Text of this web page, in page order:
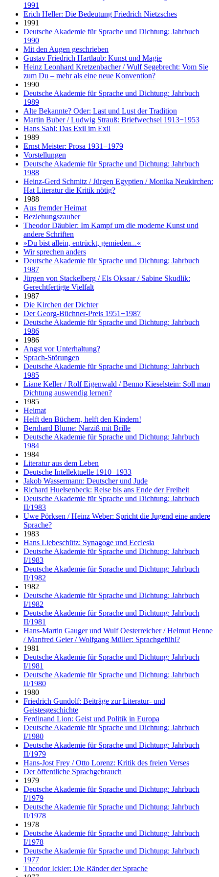
1991
Erich Heller: Die Bedeutung Friedrich Nietzsches
1991
Deutsche Akademie für Sprache und Dichtung: Jahrbuch
1990
Mit den Augen geschrieben
Gustav Friedrich Hartlaub: Kunst und Magie
Heinz Leonhard Kretzenbacher / Wulf Segebrecht: Vom Sie
zum Du – mehr als eine neue Konvention?
1990
Deutsche Akademie für Sprache und Dichtung: Jahrbuch
1989
Alte Bekannte? Oder: Last und Lust der Tradition
Martin Buber / Ludwig Strauß: Briefwechsel 1913−1953
Hans Sahl: Das Exil im Exil
1989
Ernst Meister: Prosa 1931−1979
Vorstellungen
Deutsche Akademie für Sprache und Dichtung: Jahrbuch
1988
Heinz-Gerd Schmitz / Jürgen Egyptien / Monika Neukirchen:
Hat Literatur die Kritik nötig?
1988
Aus fremder Heimat
Beziehungszauber
Theodor Däubler: Im Kampf um die moderne Kunst und
andere Schriften
»Du bist allein, entrückt, gemieden...«
Wir sprechen anders
Deutsche Akademie für Sprache und Dichtung: Jahrbuch
1987
Jürgen von Stackelberg / Els Oksaar / Sabine Skudlik:
Gerechtfertigte Vielfalt
1987
Die Kirchen der Dichter
Der Georg-Büchner-Preis 1951−1987
Deutsche Akademie für Sprache und Dichtung: Jahrbuch
1986
1986
Angst vor Unterhaltung?
Sprach-Störungen
Deutsche Akademie für Sprache und Dichtung: Jahrbuch
1985
Liane Keller / Rolf Eigenwald / Benno Kieselstein: Soll man
Dichtung auswendig lernen?
1985
Heimat
Helft den Büchern, helft den Kindern!
Bernhard Blume: Narziß mit Brille
Deutsche Akademie für Sprache und Dichtung: Jahrbuch
1984
1984
Literatur aus dem Leben
Deutsche Intellektuelle 1910−1933
Jakob Wassermann: Deutscher und Jude
Richard Huelsenbeck: Reise bis ans Ende der Freiheit
Deutsche Akademie für Sprache und Dichtung: Jahrbuch
II/1983
Uwe Pörksen / Heinz Weber: Spricht die Jugend eine andere
Sprache?
1983
Hans Liebeschütz: Synagoge und Ecclesia
Deutsche Akademie für Sprache und Dichtung: Jahrbuch
I/1983
Deutsche Akademie für Sprache und Dichtung: Jahrbuch
II/1982
1982
Deutsche Akademie für Sprache und Dichtung: Jahrbuch
I/1982
Deutsche Akademie für Sprache und Dichtung: Jahrbuch
II/1981
Hans-Martin Gauger und Wulf Oesterreicher / Helmut Henne
/ Manfred Geier / Wolfgang Müller: Sprachgefühl?
1981
Deutsche Akademie für Sprache und Dichtung: Jahrbuch
I/1981
Deutsche Akademie für Sprache und Dichtung: Jahrbuch
II/1980
1980
Friedrich Gundolf: Beiträge zur Literatur- und
Geistesgeschichte
Ferdinand Lion: Geist und Politik in Europa
Deutsche Akademie für Sprache und Dichtung: Jahrbuch
I/1980
Deutsche Akademie für Sprache und Dichtung: Jahrbuch
II/1979
Hans-Jost Frey / Otto Lorenz: Kritik des freien Verses
Der öffentliche Sprachgebrauch
1979
Deutsche Akademie für Sprache und Dichtung: Jahrbuch
I/1979
Deutsche Akademie für Sprache und Dichtung: Jahrbuch
II/1978
1978
Deutsche Akademie für Sprache und Dichtung: Jahrbuch
I/1978
Deutsche Akademie für Sprache und Dichtung: Jahrbuch
1977
Theodor Ickler: Die Ränder der Sprache